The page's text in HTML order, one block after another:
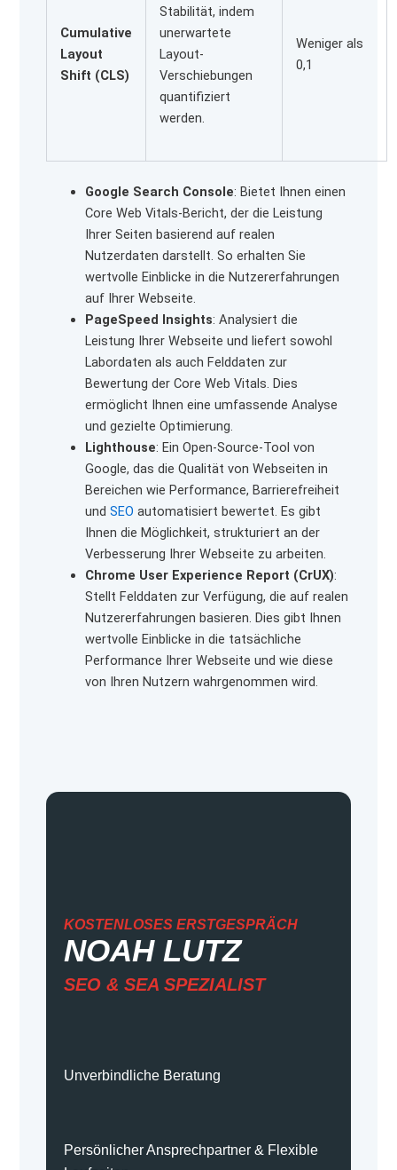
Cumulative
Layout
Shift (CLS)
Stabilität, indem
unerwartete
Layout-
Verschiebungen
quantifiziert
werden.
Weniger als
0,1
Google Search Console: Bietet Ihnen einen
Core Web Vitals-Bericht, der die Leistung
Ihrer Seiten basierend auf realen
Nutzerdaten darstellt. So erhalten Sie
wertvolle Einblicke in die Nutzererfahrungen
auf Ihrer Webseite.
PageSpeed Insights: Analysiert die
Leistung Ihrer Webseite und liefert sowohl
Labordaten als auch Felddaten zur
Bewertung der Core Web Vitals. Dies
ermöglicht Ihnen eine umfassende Analyse
und gezielte Optimierung.
Lighthouse: Ein Open-Source-Tool von
Google, das die Qualität von Webseiten in
Bereichen wie Performance, Barrierefreiheit
undSEO automatisiert bewertet. Es gibt
Ihnen die Möglichkeit, strukturiert an der
Verbesserung Ihrer Webseite zu arbeiten.
Chrome User Experience Report (CrUX):
Stellt Felddaten zur Verfügung, die auf realen
Nutzererfahrungen basieren. Dies gibt Ihnen
wertvolle Einblicke in die tatsächliche
Performance Ihrer Webseite und wie diese
von Ihren Nutzern wahrgenommen wird.
KOSTENLOSES ERSTGESPRÄCH
NOAH LUTZ
SEO &SEA SPEZIALIST
Unverbindliche Beratung
Persönlicher Ansprechpartner & Flexible